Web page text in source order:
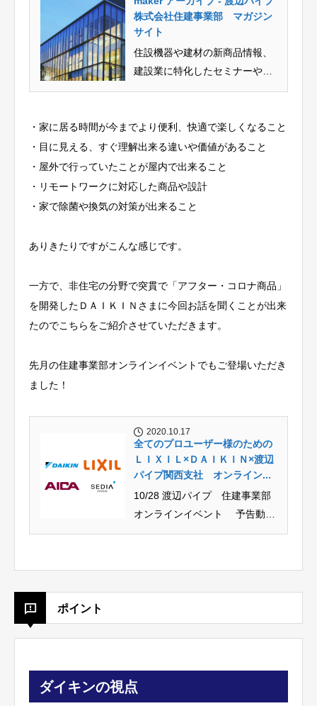
株式会社住建事業部 マガジン
サイト
住設機器や建材の新商品情報、
建設業に特化したセミナーや助
成金や国策、法改正情報をオリ
・家に居る時間が今までより便利、快適で楽しくなること
・目に見える、すぐ理解出来る違いや価値があること
・屋外で行っていたことが屋内で出来ること
・リモートワークに対応した商品や設計
・家で除菌や換気の対策が出来ること
ありきたりですがこんな感じです。
一方で、非住宅の分野で突貫で「アフター・コロナ商品」
を開発したＤＡＩＫＩＮさまに今回お話を聞くことが出来
たのでこちらをご紹介させていただきます。
先月の住建事業部オンラインイベントでもご登場いただき
ました！
2020.10.17
全てのプロユーザー様のための
ＬＩＸＩＬ×ＤＡＩＫＩＮ×渡辺
パイプ関西支社 オンライン...
10/28 渡辺パイプ 住建事業部
オンラインイベント 予告動画
イベントに参加 プログラム 第
ポイント
ダイキンの視点